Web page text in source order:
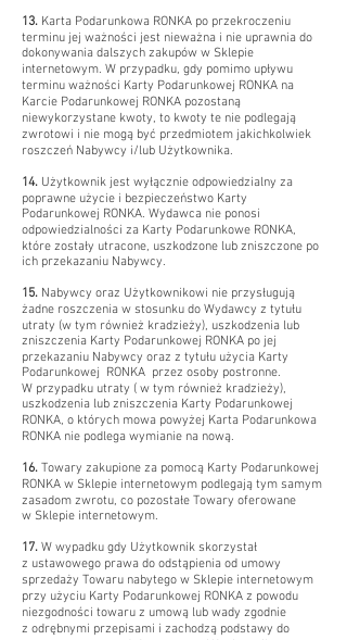
13. Karta Podarunkowa RONKA po przekroczeniu
terminu jej ważności jest nieważna i nie uprawnia do
dokonywania dalszych zakupów w Sklepie
internetowym. W przypadku, gdy pomimo upływu
terminu ważności Karty Podarunkowej RONKA na
Karcie Podarunkowej RONKA pozostaną
niewykorzystane kwoty, to kwoty te nie podlegają
zwrotowi i nie mogą być przedmiotem jakichkolwiek
roszczeń Nabywcy i/lub Użytkownika.
14. Użytkownik jest wyłącznie odpowiedzialny za
poprawne użycie i bezpieczeństwo Karty
Podarunkowej RONKA. Wydawca nie ponosi
odpowiedzialności za Karty Podarunkowe RONKA,
które zostały utracone, uszkodzone lub zniszczone po
ich przekazaniu Nabywcy.
15. Nabywcy oraz Użytkownikowi nie przysługują
żadne roszczenia w stosunku do Wydawcy z tytułu
utraty (w tym również kradzieży), uszkodzenia lub
zniszczenia Karty Podarunkowej RONKA po jej
przekazaniu Nabywcy oraz z tytułu użycia Karty
Podarunkowej RONKA przez osoby postronne.
W przypadku utraty ( w tym również kradzieży),
uszkodzenia lub zniszczenia Karty Podarunkowej
RONKA, o których mowa powyżej Karta Podarunkowa
RONKA nie podlega wymianie na nową.
16. Towary zakupione za pomocą Karty Podarunkowej
RONKA w Sklepie internetowym podlegają tym samym
zasadom zwrotu, co pozostałe Towary oferowane
w Sklepie internetowym.
17. W wypadku gdy Użytkownik skorzystał
z ustawowego prawa do odstąpienia od umowy
sprzedaży Towaru nabytego w Sklepie internetowym
przy użyciu Karty Podarunkowej RONKA z powodu
niezgodności towaru z umową lub wady zgodnie
z odrębnymi przepisami i zachodzą podstawy do